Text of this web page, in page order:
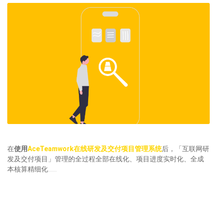
在使用AceTeamwork在线研发及交付项目管理系统后，「互联网研
发及交付项目」管理的全过程全部在线化、项目进度实时化、全成
本核算精细化……